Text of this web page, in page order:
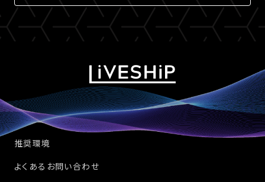
推奨環境
よくあるお問い合わせ